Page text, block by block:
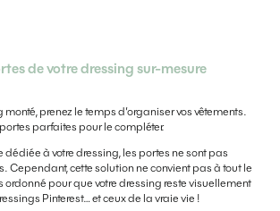
de votre dressing sur-mesure
monté, prenez le temps d’organiser vos vêtements.
parfaites pour le compléter.
dédiée à votre dressing, les portes ne sont pas
Cependant, cette solution ne convient pas à tout le
ordonné pour que votre dressing reste visuellement
Pinterest… et ceux de la vraie vie !